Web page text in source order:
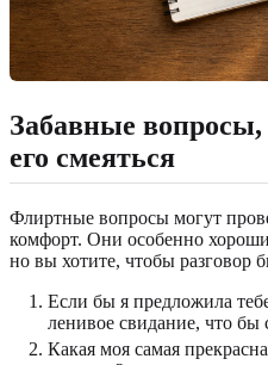
Забавные вопросы,
его смеяться
Флиртные вопросы могут
комфорт. Они особенно
но вы хотите, чтобы разговор
Если бы я предложила
ленивое свидание, что бы
Какая моя самая